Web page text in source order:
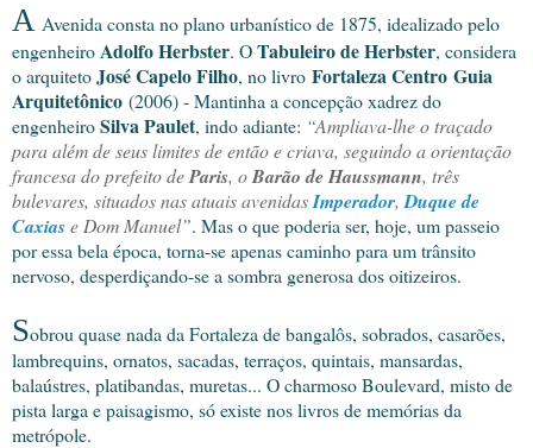
A Avenida consta no plano urbanístico de 1875, idealizado pelo
engenheiro Adolfo Herbster. OTabuleiro de Herbster, considera
o arquitetoJosé Capelo Filho, no livro Fortaleza Centro Guia
Arquitetônico (2006) - Mantinha a concepção xadrez do
engenheiroSilva Paulet, indo adiante: “Ampliava-lhe o traçado
para além de seus limites de então e criava, seguindo a orientação
francesa do prefeito deParis, oBarão de Haussmann, três
bulevares, situados nas atuais avenidasImperador, Duque de
Caxiase Dom Manuel”. Mas o que poderia ser, hoje, um passeio
por essa bela época, torna-se apenas caminho para um trânsito
nervoso, desperdiçando-se a sombra generosa dos oitizeiros.
Sobrou quase nada da Fortaleza de bangalôs, sobrados, casarões,
lambrequins, ornatos, sacadas, terraços, quintais, mansardas,
balaústres, platibandas, muretas... O charmoso Boulevard, misto de
pista larga e paisagismo, só existe nos livros de memórias da
metrópole.